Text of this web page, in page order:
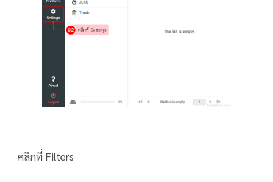
คลิกที่ Filters